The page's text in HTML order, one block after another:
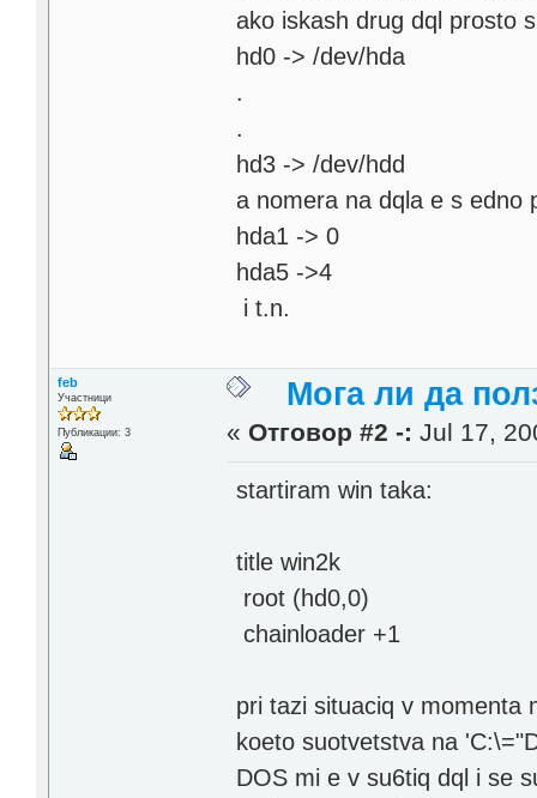
ako iskash drug dql prosto
hd0 -> /dev/hda
.
.
hd3 -> /dev/hdd
a nomera na dqla e s edno
hda1 -> 0
hda5 ->4
i t.n.
feb
Участници
Публикации: 3
Мога ли да
« Отговор #2 -: Jul 17,
startiram win taka:
title win2k
root (hd0,0)
chainloader +1
pri tazi situaciq v momenta
koeto suotvetstva na
DOS mi e v su6tiq dql i se